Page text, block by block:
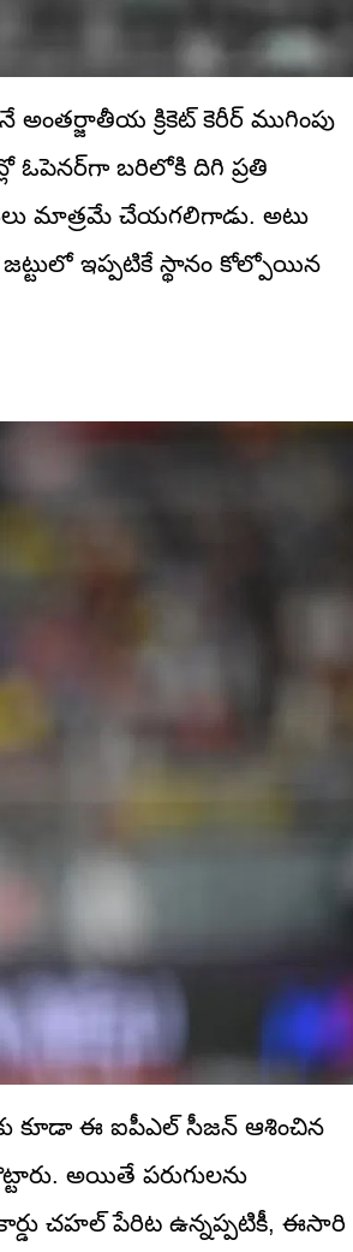
క్రికెట్ కెరీర్ ముగింపు
ఓపెనర్‌గా బరిలోకి దిగి ప్రతి
మాత్రమే చేయగలిగాడు. అటు
ఇప్పటికే స్థానం కోల్పోయిన
కూడా ఈ ఐపీఎల్ సీజన్ ఆశించిన
అయితే పరుగులను
చహల్ పేరిట ఉన్నప్పటికీ, ఈసారి